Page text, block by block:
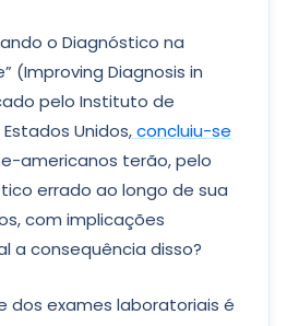
o Diagnóstico na
(Improving Diagnosis in
pelo Instituto de
Unidos,concluiu-se
americanos terão, pelo
errado ao longo de sua
com implicações
a consequência disso?
dos exames laboratoriais é